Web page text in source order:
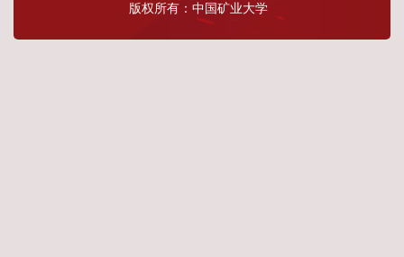
版权所有：中国矿业大学